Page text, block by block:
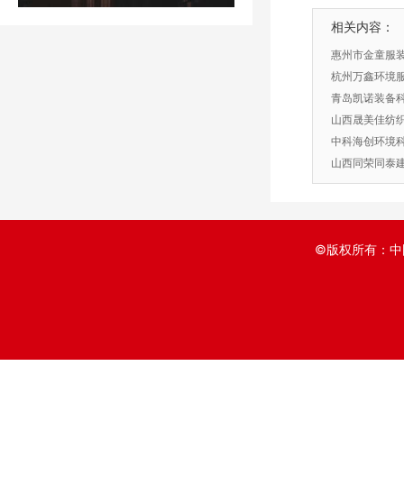
相关内容：
惠州市金童服
杭州万鑫环境
青岛凯诺装备
山西晟美佳纺
中科海创环境
山西同荣同泰
©版权所有：